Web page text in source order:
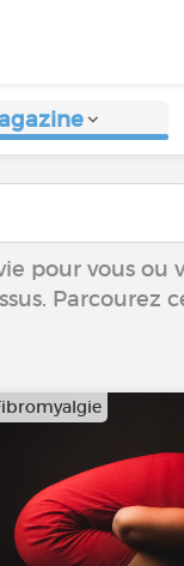
pour vous ou
Parcourez